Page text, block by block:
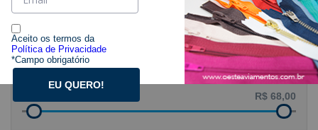
(4)
PREÇO POR
Aceito os termos da
Política de Privacidade
*Campo obrigatório
EU QUERO!